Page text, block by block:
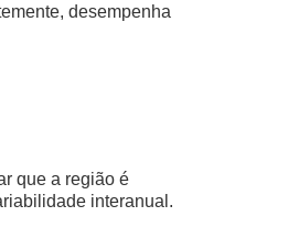
desempenha
que a região é
interanual.